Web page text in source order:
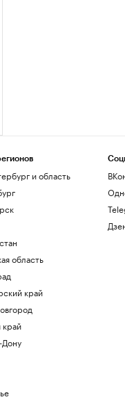
и область
область
край
Дону